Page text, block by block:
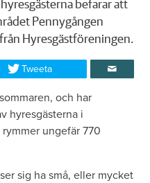
befarar att
Pennygången
Hyresgästföreningen.
Tweeta
och har
hyresgästerna i
ungefär 770
sig ha små, eller mycket